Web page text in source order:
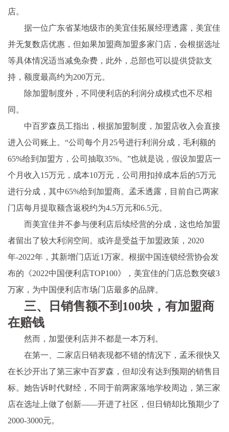
店。
据一位广东省某地级市的美宜佳拓展经理透露，美宜佳
并无复数店优惠，但如果加盟商加盟多家门店，会根据选址
等具体情况适当减免杂费，此外，总部也可以提供贷款支
持，额度最高约为200万元。
除加盟制度外，不同便利店的利润分成模式也不尽相
同。
中百罗森员工指出，根据加盟制度，加盟店收入会直接
进入公司账上。“公司每个月25号进行利润分成，毛利额的
65%给到加盟方，公司抽取35%。”也就是说，假设加盟店一
个月收入15万元，成本10万元，公司用扣掉成本后的5万元
进行分成，其中65%给到加盟商。孟禾透露，目前自己两家
门店每月提取额含返税约为4.5万元和6.5元。
而美宜佳并不参与便利店后续经营的分成，这也给加盟
者留出了较大利润空间。或许是受益于加盟政策，2020
年-2022年，其新增门店近1万家。根据中国连锁经营协会发
布的《2022中国便利店TOP100》，美宜佳的门店总数突破3
万家，为中国便利店市场门店最多的品牌。
三、日销售额不到100块，有加盟商
在赔钱
然而，加盟便利店并不都是一本万利。
在第一、二家店日销表现都不错的情况下，孟禾很快又
在长沙开出了第三家中百罗森，但却没有达到预期的销售目
标。她告诉时代财经，不同于前两家落地学校周边，第三家
店在选址上做了创新——开进了社区，但日销却比预期少了
2000-3000元。